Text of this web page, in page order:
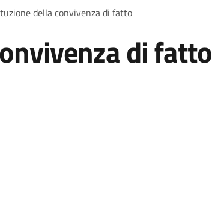
della convivenza di fatto
di fatto